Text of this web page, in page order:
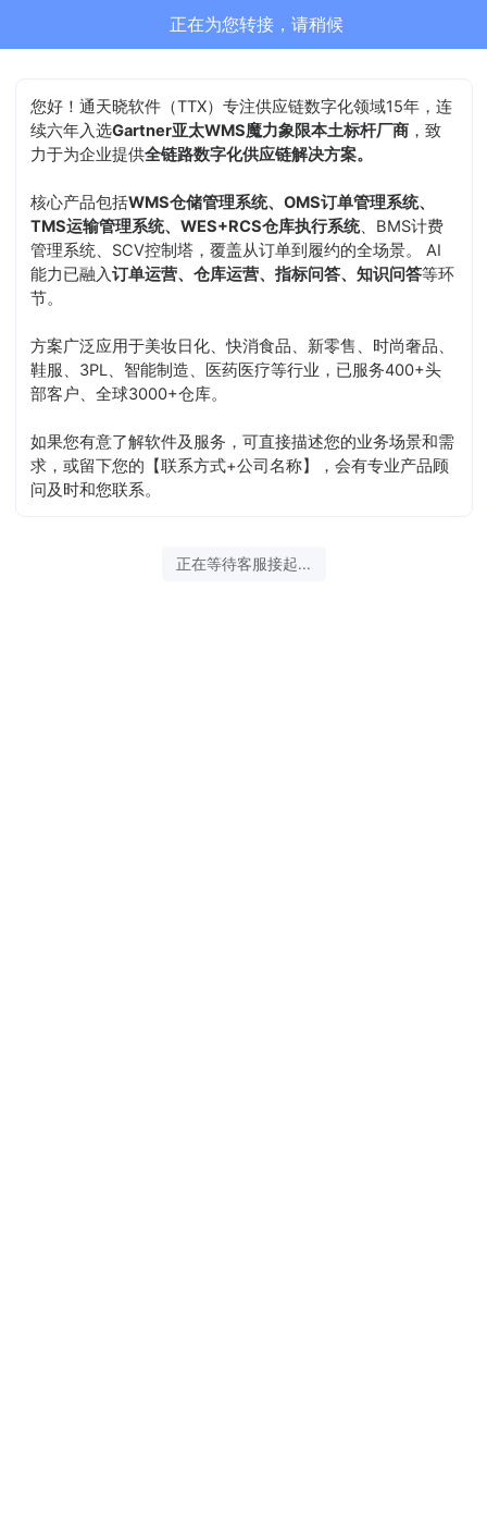
正在为您转接，请稍候
您好！通天晓软件（TTX）专注供应链数字化领域15年，连
续六年入选Gartner亚太WMS魔力象限本土标杆厂商 ，致
力于为企业提供全链路数字化供应链解决方案。
核心产品包括WMS仓储管理系统、OMS订单管理系统、
TMS运输管理系统、WES+RCS仓库执行系统、BMS计费
管理系统、SCV控制塔，覆盖从订单到履约的全场景。 AI
能力已融入订单运营、仓库运营、指标问答、知识问答等环
节。
方案广泛应用于美妆日化、快消食品、新零售、时尚奢品、
鞋服、3PL、智能制造、医药医疗等行业，已服务400+头
部客户、全球3000+仓库。
如果您有意了解软件及服务，可直接描述您的业务场景和需
求，或留下您的【联系方式+公司名称】，会有专业产品顾
问及时和您联系。
正在等待客服接起...